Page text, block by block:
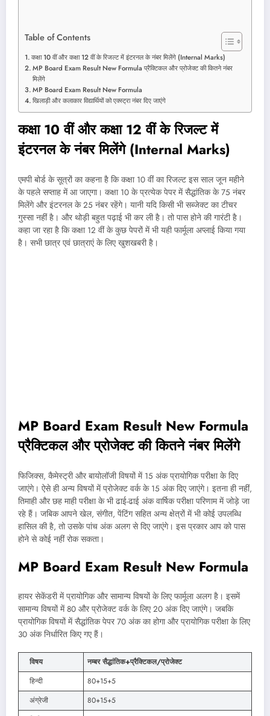
Table of Contents
कक्षा 10 वीं और कक्षा 12 वीं के रिजल्ट में इंटरनल के नंबर मिलेंगे (Internal Marks)
MP Board Exam Result New Formula प्रैक्टिकल और प्रोजेक्ट की कितने नंबर
मिलेंगे
MP Board Exam Result New Formula
खिलाड़ी और कलाकार विद्यार्थियों को एक्स्ट्रा नंबर दिए जाएंगे
कक्षा 10 वीं और कक्षा 12 वीं के रिजल्ट में
इंटरनल के नंबर मिलेंगे (Internal Marks)
एमपी बोर्ड के सूत्रों का कहना है कि कक्षा 10 वीं का रिजल्ट इस साल जून महीने
के पहले सप्ताह में आ जाएगा। कक्षा 10 के प्रत्येक पेपर में सैद्धांतिक के 75 नंबर
मिलेंगे और इंटरनल के 25 नंबर रहेंगे। यानी यदि किसी भी सब्जेक्ट का टीचर
गुस्सा नहीं है। और थोड़ी बहुत पढ़ाई भी कर ली है। तो पास होने की गारंटी है।
कहा जा रहा है कि कक्षा 12 वीं के कुछ पेपरों में भी यही फार्मूला अप्लाई किया गया
है। सभी छात्र एवं छात्राएं के लिए खुशखबरी है।
MP Board Exam Result New Formula
प्रैक्टिकल और प्रोजेक्ट की कितने नंबर मिलेंगे
फिजिक्स, कैमेस्ट्री और बायोलॉजी विषयों में 15 अंक प्रायोगिक परीक्षा के दिए
जाएंगे। ऐसे ही अन्य विषयों में प्रोजेक्ट वर्क के 15 अंक दिए जाएंगे। इतना ही नहीं,
तिमाही और छह माही परीक्षा के भी ढाई-ढाई अंक वार्षिक परीक्षा परिणाम में जोड़े जा
रहे हैं। जबिक आपने खेल, संगीत, पेंटिंग सहित अन्य क्षेत्रों में भी कोई उपलब्धि
हासिल की है, तो उसके पांच अंक अलग से दिए जाएंगे। इस प्रकार आप को पास
होने से कोई नहीं रोक सकता।
MP Board Exam Result New Formula
हायर सेकेंडरी में प्रायोगिक और सामान्य विषयों के लिए फार्मूला अलग है। इसमें
सामान्य विषयों में 80 और प्रोजेक्ट वर्क के लिए 20 अंक दिए जाएंगे। जबकि
प्रायोगिक विषयों में सैद्धांतिक पेपर 70 अंक का होगा और प्रायोगिक परीक्षा के लिए
30 अंक निर्धारित किए गए हैं।
विषय
नम्बर सैद्धांतिक+प्रैक्टिकल/प्रोजेक्ट
हिन्दी
80+15+5
अंग्रेजी
80+15+5